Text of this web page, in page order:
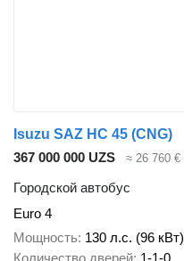
Isuzu SAZ HC 45 (CNG)
367 000 000 UZS
≈ 26 760 €
Городской автобус
Euro 4
Мощность 130 л.с. (96 кВт)
Количество дверей 1-1-0